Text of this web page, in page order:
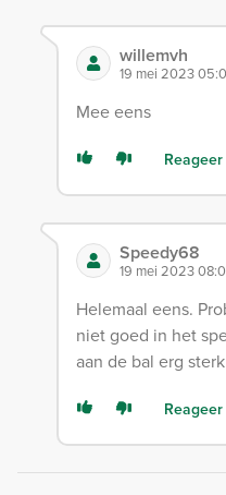
willemvh
19 mei 2023
Mee eens
Reageer
Speedy68
19 mei 2023
Helemaal eens.
niet goed in het
aan de bal erg
Reageer